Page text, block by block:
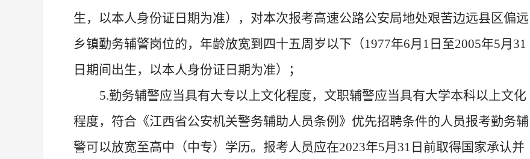
生 ，以本人身份证日期为准） ，对本次报考高速公路公安局地处艰苦边远县区偏远
乡镇勤务辅警岗位的，年龄放宽到四十五周岁以下（1977年6月 1 日 至2005年5月 31
日期间出生，以本人身份证日期为准）；
5.勤务辅警应当具有大专以上文化程度，文职辅警应当具有大学本科以上文化
程度，符合《江西省公安机关警务辅助人员条例》优先招聘条件的人员报考勤务辅
警可以放宽至高中（中专）学历。 报考人员应在2023年5月 31 日前取得国家承认并